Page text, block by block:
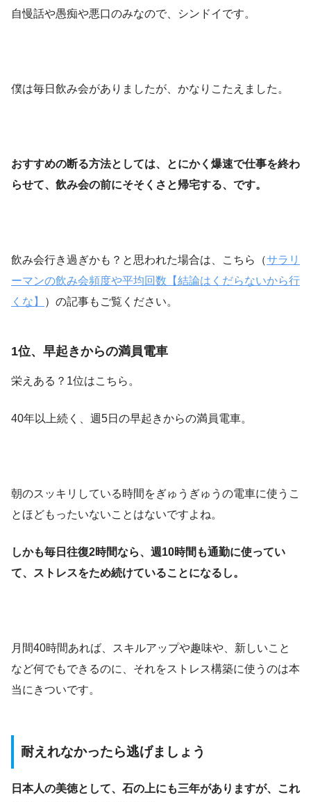
自慢話や愚痴や悪口のみなので、シンドイです。
僕は毎日飲み会がありましたが、かなりこたえました。
おすすめの断る方法としては、とにかく爆速で仕事を終わ
らせて、飲み会の前にそそくさと帰宅する、です。
飲み会行き過ぎかも？と思われた場合は、こちら（サラリ
ーマンの飲み会頻度や平均回数【結論はくだらないから行
くな】
）の記事もご覧ください。
1位、早起きからの満員電車
栄えある？1位はこちら。
40年以上続く、週5日の早起きからの満員電車。
朝のスッキリしている時間をぎゅうぎゅうの電車に使うこ
とほどもったいないことはないですよね。
しかも毎日往復2時間なら、週10時間も通勤に使ってい
て、ストレスをため続けていることになるし。
月間40時間あれば、スキルアップや趣味や、新しいこと
など何でもできるのに、それをストレス構築に使うのは本
当にきついです。
耐えれなかったら逃げましょう
日本人の美徳として、石の上にも三年がありますが、これ